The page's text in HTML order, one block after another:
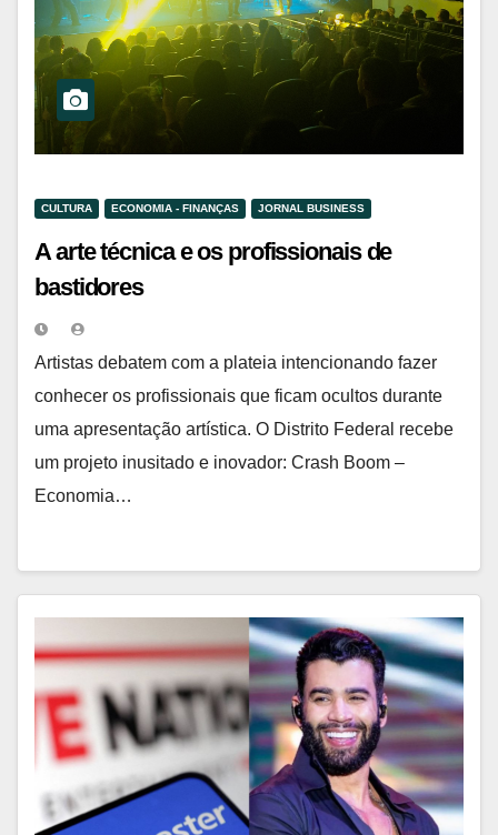
CULTURA ECONOMIA - FINANÇAS JORNAL BUSINESS
A arte técnica e os profissionais de
bastidores
Artistas debatem com a plateia intencionando fazer
conhecer os profissionais que ficam ocultos durante
uma apresentação artística. O Distrito Federal recebe
um projeto inusitado e inovador: Crash Boom –
Economia…